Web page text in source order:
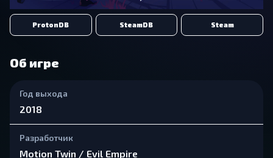
ProtonDB SteamDB Steam
Об игре
Год выхода
2018
Разработчик
Motion Twin / Evil Empire